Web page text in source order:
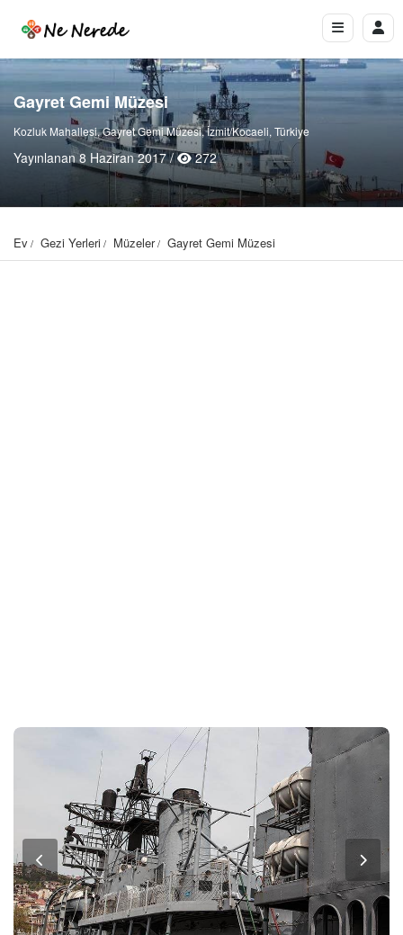
Gayret Gemi Müzesi
Kozluk Mahallesi, Gayret Gemi Müzesi, İzmit/Kocaeli, Türkiye
Yayınlanan 8 Haziran 2017 / 272
Ev Gezi Yerleri Müzeler Gayret Gemi Müzesi